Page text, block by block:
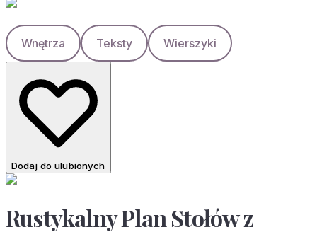
Wnętrza Teksty Wierszyki
Dodaj do ulubionych
Rustykalny Plan Stołów z